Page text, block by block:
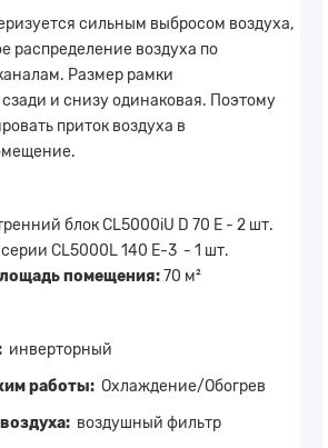
сильным выбросом воздуха,
распределение воздуха по
Размер рамки
и снизу одинаковая. Поэтому
приток воздуха в
блок CL5000iU D 70 E - 2 шт.
CL5000L 140 E-3 - 1 шт.
помещения:70 м²
инверторный
работы: Охлаждение/Обогрев
воздушный фильтр